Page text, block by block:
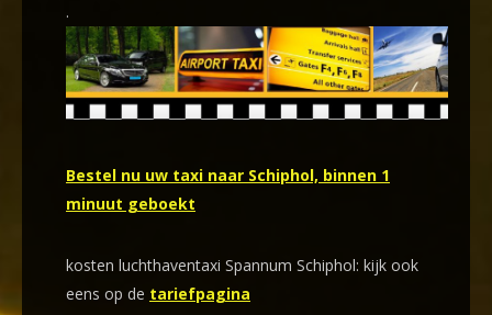
.
Bestel nu uw taxi naar Schiphol, binnen 1
minuut geboekt
kosten luchthaventaxi Spannum Schiphol: kijk ook
eens op de tariefpagina